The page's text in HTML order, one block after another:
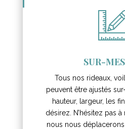
SUR-
Tous nos rideaux,
peuvent être ajustés
hauteur, largeur, les
désirez. N’hésitez pas
nous nous